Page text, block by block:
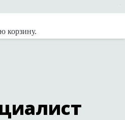
корзину.
выбирает PMC